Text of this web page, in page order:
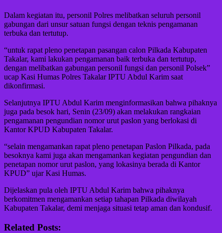
Dalam kegiatan itu, personil Polres melibatkan seluruh personil
gabungan dari unsur satuan fungsi dengan teknis pengamanan
terbuka dan tertutup.
“untuk rapat pleno penetapan pasangan calon Pilkada Kabupaten
Takalar, kami lakukan pengamanan baik terbuka dan tertutup,
dengan melibatkan gabungan personil fungsi dan personil Polsek”
ucap Kasi Humas Polres Takalar IPTU Abdul Karim saat
dikonfirmasi.
Selanjutnya IPTU Abdul Karim menginformasikan bahwa pihaknya
juga pada besok hari, Senin (23/09) akan melakukan rangkaian
pengamanan pengundian nomor urut paslon yang berlokasi di
Kantor KPUD Kabupaten Takalar.
“selain mengamankan rapat pleno penetapan Paslon Pilkada, pada
besoknya kami juga akan mengamankan kegiatan pengundian dan
penetapan nomor urut paslon, yang lokasinya berada di Kantor
KPUD” ujar Kasi Humas.
Dijelaskan pula oleh IPTU Abdul Karim bahwa pihaknya
berkomitmen mengamankan setiap tahapan Pilkada diwilayah
Kabupaten Takalar, demi menjaga situasi tetap aman dan kondusif.
Related Posts: